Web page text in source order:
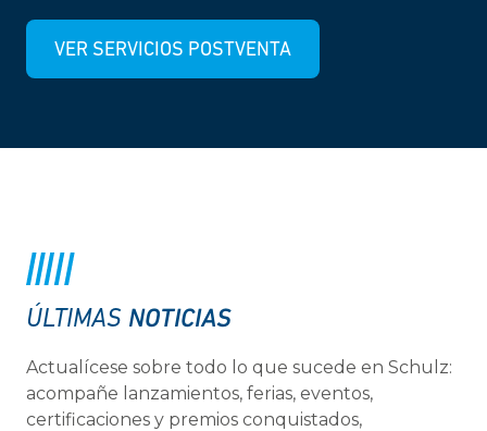
VER SERVICIOS POSTVENTA
ÚLTIMAS NOTICIAS
Actualícese sobre todo lo que sucede en Schulz:
acompañe lanzamientos, ferias, eventos,
certificaciones y premios conquistados,